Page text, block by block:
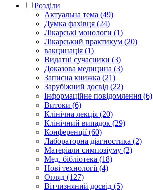
Розділи
Актуальна тема (49)
Думка фахівця (24)
Лікарські монологи (1)
Лікарський практикум (20)
вакцинація (1)
Видатні сучасники (3)
Доказова медицина (3)
Записна книжка (21)
Зарубіжний досвід (22)
Інформаційне повідомлення (6)
Витоки (6)
Клінічна лекція (20)
Клінічний випадок (29)
Конференції (60)
Лабораторна діагностика (2)
Матеріали симпозіуму (2)
Мед. бібліотека (18)
Нові технології (4)
Огляд (127)
Вітчизняний досвід (5)